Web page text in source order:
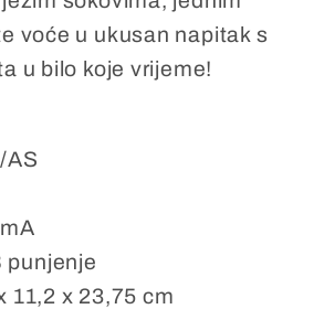
voće u ukusan napitak s
u bilo koje vrijeme!
AS
punjenje
11,2 x 23,75 cm